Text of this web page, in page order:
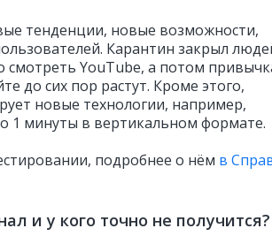
тенденции, новые возможности,
Карантин закрыл
YouTube, а потом
до сих пор растут. Кроме этого,
новые технологии, например,
1 минуты в вертикальном формате.
подробнее о нём в
и у кого точно не получится?